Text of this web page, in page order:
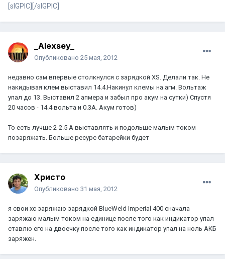
[sIGPIC][/sIGPIC]
_Alexsey_
Опубликовано 25 мая, 2012
недавно сам впервые столкнулся с зарядкой XS. Делали так. Не
накидывая клем выставил 14.4.Накинул клемы на агм. Вольтаж
упал до 13. Выставил 2 апмера и забыл про акум на сутки) Спустя
20 часов - 14.4 вольта и 0.3А. Акум готов)
То есть лучше 2-2.5 А выставлять и подольше малым током
позаряжать. Больше ресурс батарейки будет
Христо
Опубликовано 31 мая, 2012
я свои хс заряжаю зарядкой BlueWeld Imperial 400 сначала
заряжаю малым током на единице после того как индикатор упал
ставлю его на двоечку после того как индикатор упал на ноль АКБ
заряжен.